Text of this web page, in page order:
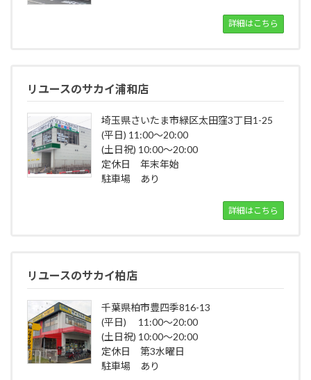
詳細はこちら
リユースのサカイ浦和店
埼玉県さいたま市緑区太田窪3丁目1-25
(平日) 11:00～20:00
(土日祝) 10:00～20:00
定休日 年末年始
駐車場 あり
詳細はこちら
リユースのサカイ柏店
千葉県柏市豊四季816-13
(平日) 11:00～20:00
(土日祝) 10:00～20:00
定休日 第3水曜日
駐車場 あり